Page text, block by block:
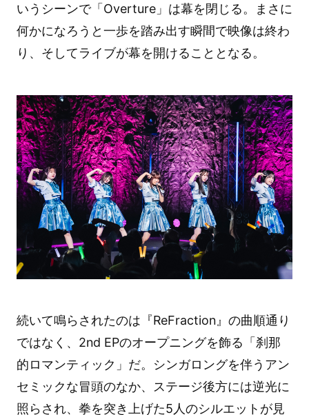
いうシーンで「Overture」は幕を閉じる。まさに
何かになろうと一歩を踏み出す瞬間で映像は終わ
り、そしてライブが幕を開けることとなる。
続いて鳴らされたのは『ReFraction』の曲順通り
ではなく、2nd EPのオープニングを飾る「刹那
的ロマンティック」だ。シンガロングを伴うアン
セミックな冒頭のなか、ステージ後方には逆光に
照らされ、拳を突き上げた5人のシルエットが見